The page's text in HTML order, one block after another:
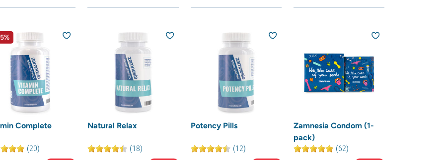
Complete
(20)
Natural Relax
(18)
Potency Pills
(12)
Zamnesia Condom (1-
pack)
(62)